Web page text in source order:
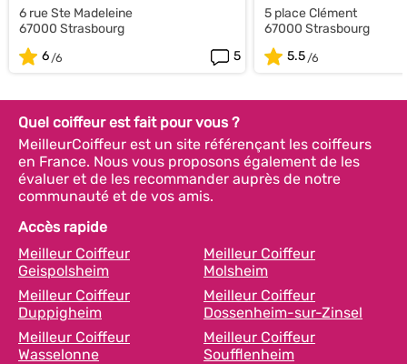
6 rue Ste Madeleine
67000 Strasbourg
6
5
5 place Clément
67000 Strasbourg
5.5
Quel coiffeur est fait pour vous ?
MeilleurCoiffeur est un site référençant les coiffeurs
en France. Nous vous proposons également de les
évaluer et de les recommander auprès de notre
communauté et de vos amis.
Accès rapide
Meilleur Coiffeur
Geispolsheim
Meilleur Coiffeur
Molsheim
Meilleur Coiffeur
Duppigheim
Meilleur Coiffeur
Dossenheim-sur-Zinsel
Meilleur Coiffeur
Wasselonne
Meilleur Coiffeur
Soufflenheim